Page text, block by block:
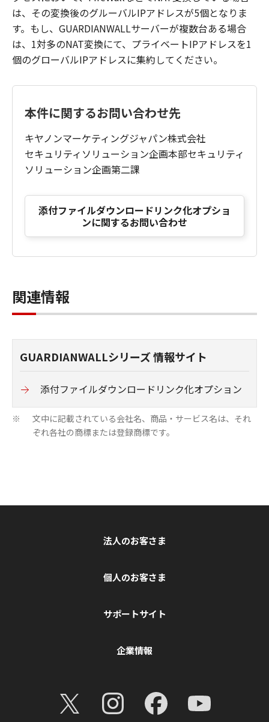
は、その変換後のグルーバルIPアドレスが5個となりま
す。もし、GUARDIANWALLサーバーが複数台ある場合
は、1対多のNAT変換にて、プライベートIPアドレスを1
個のグローバルIPアドレスに集約してください。
本件に関するお問い合わせ先
キヤノンマーケティングジャパン株式会社
セキュリティソリューション企画本部セキュリティ
ソリューション企画第二課
添付ファイルダウンロードリンク化オプショ
ンに関するお問い合わせ
関連情報
GUARDIANWALLシリーズ 情報サイト
添付ファイルダウンロードリンク化オプション
※
文中に記載されている会社名、商品・サービス名は、それ
ぞれ各社の商標または登録商標です。
法人のお客さま
個人のお客さま
サポートサイト
企業情報